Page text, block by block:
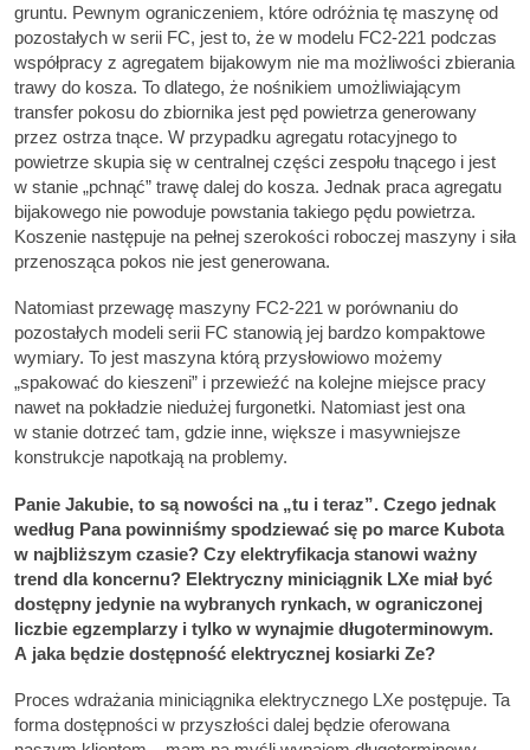
gruntu. Pewnym ograniczeniem, które odróżnia tę maszynę od
pozostałych w serii FC, jest to, że w modelu FC2-221 podczas
współpracy z agregatem bijakowym nie ma możliwości zbierania
trawy do kosza. To dlatego, że nośnikiem umożliwiającym
transfer pokosu do zbiornika jest pęd powietrza generowany
przez ostrza tnące. W przypadku agregatu rotacyjnego to
powietrze skupia się w centralnej części zespołu tnącego i jest
w stanie „pchnąć” trawę dalej do kosza. Jednak praca agregatu
bijakowego nie powoduje powstania takiego pędu powietrza.
Koszenie następuje na pełnej szerokości roboczej maszyny i siła
przenosząca pokos nie jest generowana.
Natomiast przewagę maszyny FC2-221 w porównaniu do
pozostałych modeli serii FC stanowią jej bardzo kompaktowe
wymiary. To jest maszyna którą przysłowiowo możemy
„spakować do kieszeni” i przewieźć na kolejne miejsce pracy
nawet na pokładzie niedużej furgonetki. Natomiast jest ona
w stanie dotrzeć tam, gdzie inne, większe i masywniejsze
konstrukcje napotkają na problemy.
Panie Jakubie, to są nowości na „tu i teraz”. Czego jednak
według Pana powinniśmy spodziewać się po marce Kubota
w najbliższym czasie? Czy elektryfikacja stanowi ważny
trend dla koncernu? Elektryczny miniciągnik LXe miał być
dostępny jedynie na wybranych rynkach, w ograniczonej
liczbie egzemplarzy i tylko w wynajmie długoterminowym.
A jaka będzie dostępność elektrycznej kosiarki Ze?
Proces wdrażania miniciągnika elektrycznego LXe postępuje. Ta
forma dostępności w przyszłości dalej będzie oferowana